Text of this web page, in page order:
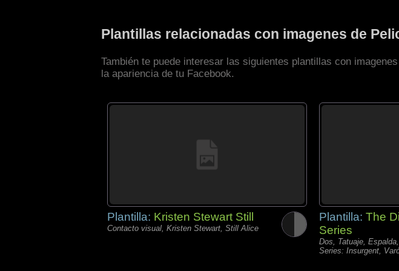
Plantillas relacionadas con imagenes de
También te puede interesar las siguientes plantillas con
la apariencia de tu Facebook.
Plantilla: Kristen Stewart Still
Contacto visual, Kristen Stewart, Still Alice
Plantilla: The
Series
Dos, Tatuaje,
Series: Insurgent,